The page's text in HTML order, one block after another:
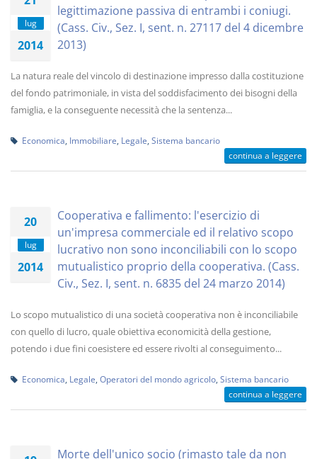
lug
2014
legittimazione passiva di entrambi i coniugi.
(Cass. Civ., Sez. I, sent. n. 27117 del 4 dicembre
2013)
La natura reale del vincolo di destinazione impresso dalla costituzione
del fondo patrimoniale, in vista del soddisfacimento dei bisogni della
famiglia, e la conseguente necessità che la sentenza...
Economica Immobiliare Legale Sistema bancario
continua a leggere
20
lug
2014
Cooperativa e fallimento: l'esercizio di
un'impresa commerciale ed il relativo scopo
lucrativo non sono inconciliabili con lo scopo
mutualistico proprio della cooperativa. (Cass.
Civ., Sez. I, sent. n. 6835 del 24 marzo 2014)
Lo scopo mutualistico di una società cooperativa non è inconciliabile
con quello di lucro, quale obiettiva economicità della gestione,
potendo i due fini coesistere ed essere rivolti al conseguimento...
Economica Legale Operatori del mondo agricolo Sistema bancario
continua a leggere
Morte dell'unico socio (rimasto tale da non